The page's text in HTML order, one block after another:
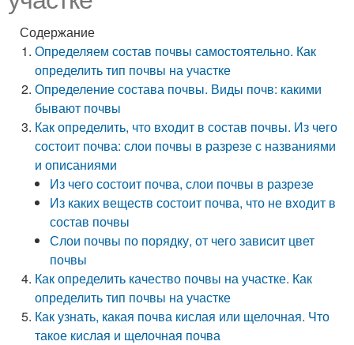
Содержание
Определяем состав почвы самостоятельно. Как
определить тип почвы на участке
Определение состава почвы. Виды почв: какими
бывают почвы
Как определить, что входит в состав почвы. Из чего
состоит почва: слои почвы в разрезе с названиями
и описаниями
Из чего состоит почва, слои почвы в разрезе
Из каких веществ состоит почва, что не входит в
состав почвы
Слои почвы по порядку, от чего зависит цвет
почвы
Как определить качество почвы на участке. Как
определить тип почвы на участке
Как узнать, какая почва кислая или щелочная. Что
такое кислая и щелочная почва